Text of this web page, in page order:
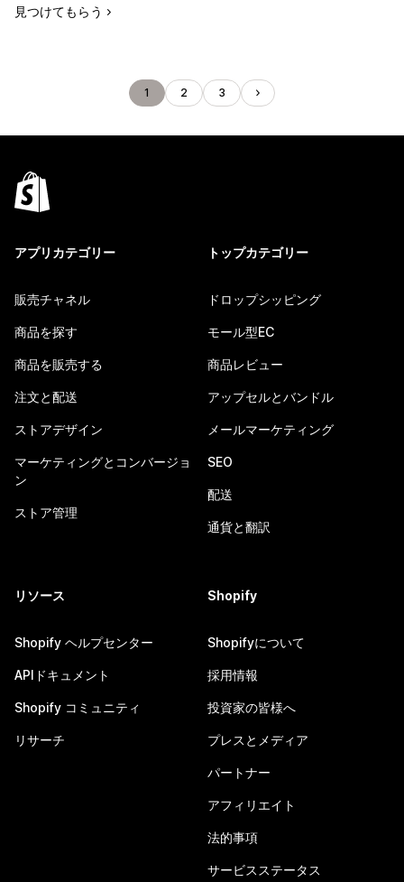
見つけてもらう
1 2 3
アプリカテゴリー
販売チャネル
商品を探す
商品を販売する
注文と配送
ストアデザイン
マーケティングとコンバージョ
ン
ストア管理
トップカテゴリー
ドロップシッピング
モール型EC
商品レビュー
アップセルとバンドル
メールマーケティング
SEO
配送
通貨と翻訳
リソース
Shopify ヘルプセンター
APIドキュメント
Shopify コミュニティ
リサーチ
Shopify
Shopifyについて
採用情報
投資家の皆様へ
プレスとメディア
パートナー
アフィリエイト
法的事項
サービスステータス